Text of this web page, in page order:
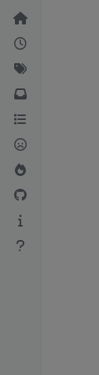
Weiter zum Inhalt